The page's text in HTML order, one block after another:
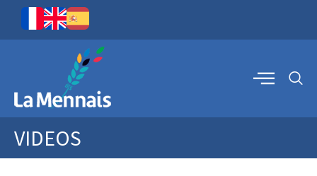
VIDEOS